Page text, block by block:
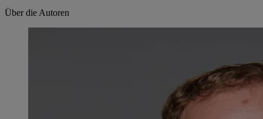
Über die Autoren